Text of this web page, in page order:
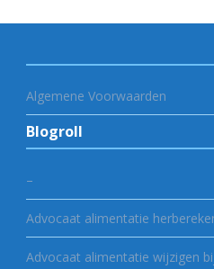
Algemene Voorwaarden
Blogroll
–
Advocaat alimentatie
Advocaat alimentatie wijzigen